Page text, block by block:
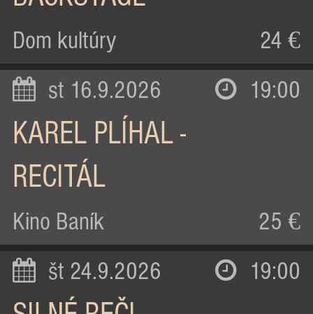
Dom kultúry 24 €
st 16.9.2026 19:00
KAREL PLÍHAL -
RECITÁL
Kino Baník 25 €
št 24.9.2026 19:00